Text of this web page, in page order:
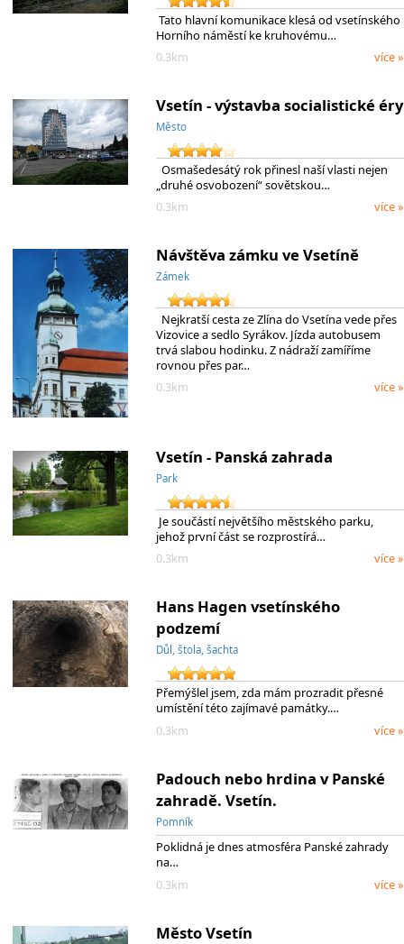
Tato hlavní komunikace klesá od vsetínského
Horního náměstí ke kruhovému…
0.3km
více »
Vsetín - výstavba socialistické éry
Město
Osmašedesátý rok přinesl naší vlasti nejen
„druhé osvobození“ sovětskou…
0.3km
více »
Návštěva zámku ve Vsetíně
Zámek
Nejkratší cesta ze Zlína do Vsetína vede přes
Vizovice a sedlo Syrákov. Jízda autobusem
trvá slabou hodinku. Z nádraží zamíříme
rovnou přes par…
0.3km
více »
Vsetín - Panská zahrada
Park
Je součástí největšího městského parku,
jehož první část se rozprostírá…
0.3km
více »
Hans Hagen vsetínského
podzemí
Důl, štola, šachta
Přemýšlel jsem, zda mám prozradit přesné
umístění této zajímavé památky.…
0.3km
více »
Padouch nebo hrdina v Panské
zahradě. Vsetín.
Pomník
Poklidná je dnes atmosféra Panské zahrady
na…
0.3km
více »
Město Vsetín